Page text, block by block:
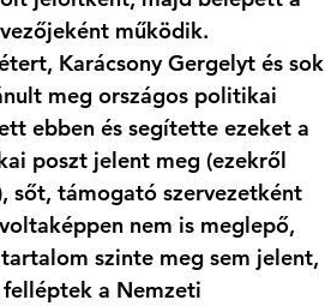
működik.
Karácsony Gergelyt és sok
meg országos politikai
ebben és segítette ezeket a
poszt jelent meg (ezekről
sőt, támogató szervezetként
nem is meglepő,
szinte meg sem jelent,
a Nemzeti